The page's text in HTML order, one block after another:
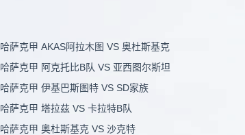
哈萨克甲 AKAS阿拉木图 VS 奥杜斯基克
哈萨克甲 阿克托比B队 VS 亚西图尔斯坦
哈萨克甲 伊基巴斯图特 VS SD家族
哈萨克甲 塔拉茲 VS 卡拉特B队
哈萨克甲 奥杜斯基克 VS 沙克特